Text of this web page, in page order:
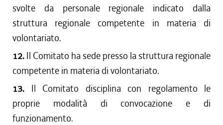
svolte da personale regionale indicato dalla
struttura regionale competente in materia di
volontariato.
12. Il Comitato ha sede presso la struttura regionale
competente in materia di volontariato.
13. Il Comitato disciplina con regolamento le
proprie modalità di convocazione e di
funzionamento.